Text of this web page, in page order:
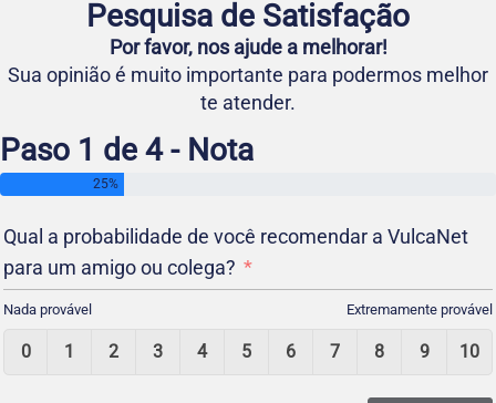
Pesquisa de Satisfação
Por favor, nos ajude a melhorar!
Sua opinião é muito importante para podermos melhor
te atender.
Paso 1 de 4 - Nota
25%
Qual a probabilidade de você recomendar a VulcaNet
para um amigo ou colega?
Nada provável Extremamente provável
0 1 2 3 4 5 6 7 8 9 10